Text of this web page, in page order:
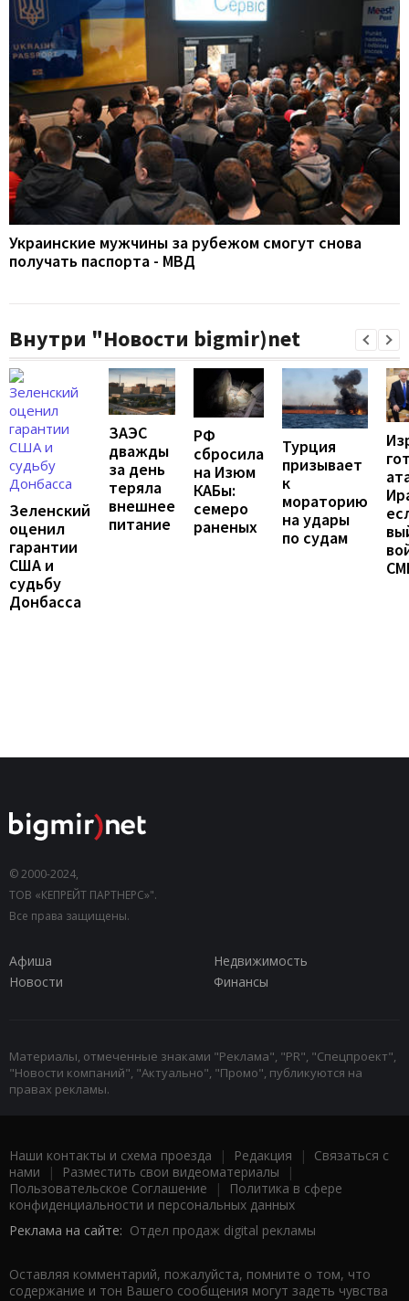
Украинские мужчины за рубежом смогут снова
получать паспорта - МВД
Внутри "Новости bigmir)net
Зеленский
оценил
гарантии
США и
судьбу
Донбасса
ЗАЭС
дважды
за день
теряла
внешнее
питание
РФ
сбросила
на Изюм
КАБы:
семеро
раненых
Турция
призывает
к
мораторию
на удары
по судам
© 2000-2024,
ТОВ «КЕПРЕЙТ ПАРТНЕРС»".
Все права защищены.
Афиша
Недвижимость
Новости
Финансы
Материалы, отмеченные знаками "Реклама", "PR", "Спецпроект",
"Новости компаний", "Актуально", "Промо", публикуются на
правах рекламы.
Наши контакты и схема проезда | Редакция | Связаться с
нами | Разместить свои видеоматериалы |
Пользовательское Соглашение |
Политика в сфере
конфиденциальности и персональных данных
Реклама на сайте: Отдел продаж digital рекламы
Оставляя комментарий, пожалуйста, помните о том, что
содержание и тон Вашего сообщения могут задеть чувства